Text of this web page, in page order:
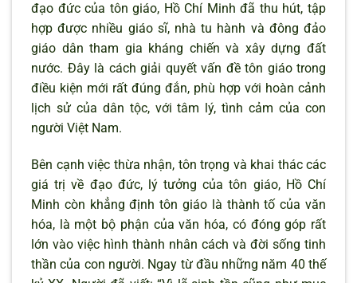
đạo đức của tôn giáo, Hồ Chí Minh đã thu hút, tập
hợp được nhiều giáo sĩ, nhà tu hành và đông đảo
giáo dân tham gia kháng chiến và xây dựng đất
nước. Đây là cách giải quyết vấn đề tôn giáo trong
điều kiện mới rất đúng đắn, phù hợp với hoàn cảnh
lịch sử của dân tộc, với tâm lý, tình cảm của con
người Việt Nam.
Bên cạnh việc thừa nhận, tôn trọng và khai thác các
giá trị về đạo đức, lý tưởng của tôn giáo, Hồ Chí
Minh còn khẳng định tôn giáo là thành tố của văn
hóa, là một bộ phận của văn hóa, có đóng góp rất
lớn vào việc hình thành nhân cách và đời sống tinh
thần của con người. Ngay từ đầu những năm 40 thế